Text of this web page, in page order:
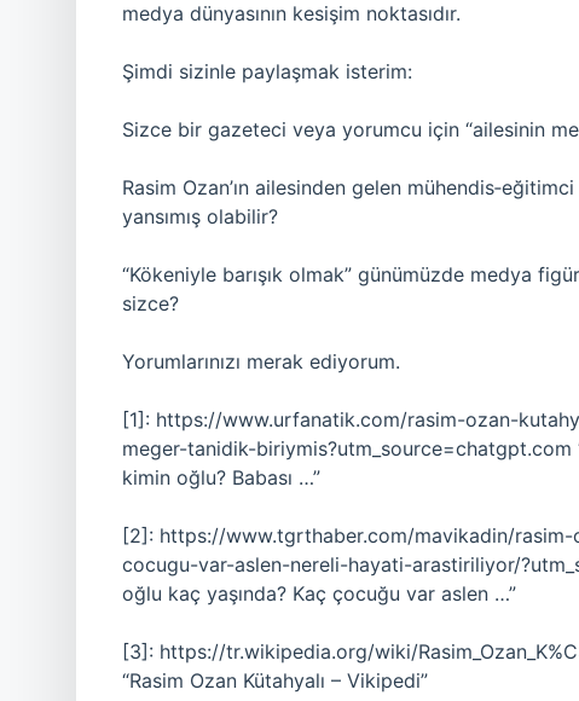
medya dünyasının kesişim noktasıdır.
Şimdi sizinle paylaşmak isterim:
Sizce bir gazeteci veya yorumcu için “ailesinin
Rasim Ozan’ın ailesinden gelen
yansımış olabilir?
“Kökeniyle barışık olmak” günümüzde medya
sizce?
Yorumlarınızı merak ediyorum.
[1]: https://www.urfanatik.com/rasim-ozan-
meger-tanidik-biriymis?utm_source=chatgpt.com
kimin oğlu? Babası …”
[2]: https://www.tgrthaber.com/mavikadin/
cocugu-var-aslen-nereli-hayati-arastiriliyor/
oğlu kaç yaşında? Kaç çocuğu var aslen …”
[3]: https://tr.wikipedia.org/wiki/
“Rasim Ozan Kütahyalı – Vikipedi”